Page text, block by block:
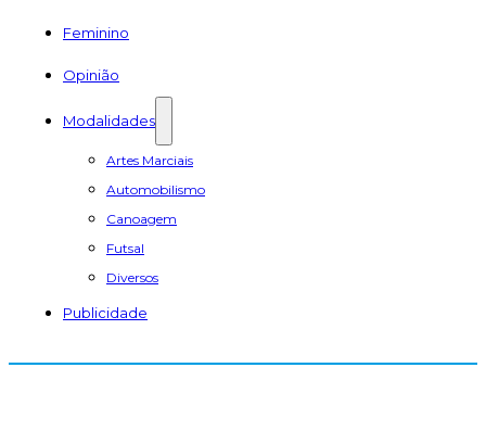
Feminino
Opinião
Modalidades
Artes Marciais
Automobilismo
Canoagem
Futsal
Diversos
Publicidade